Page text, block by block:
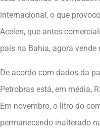
internacional, o que
Acelen, que antes
país na Bahia, agora
De acordo com dados da
Petrobras está, em média,
Em novembro, o litro do
permanecendo inalterado